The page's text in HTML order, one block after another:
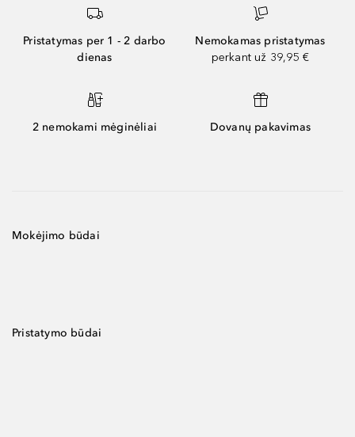
Pristatymas per 1 - 2 darbo
dienas
Nemokamas pristatymas
perkant už 39,95 €
2 nemokami mėginėliai Dovanų pakavimas
Mokėjimo būdai
Pristatymo būdai